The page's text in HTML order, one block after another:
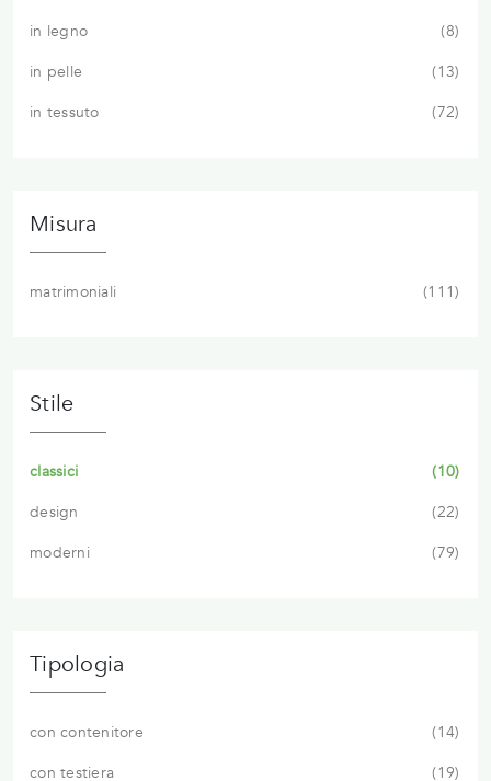
in legno
8
in pelle
13
in tessuto
72
Misura
matrimoniali 111
Stile
classici
10
design
22
moderni
79
Tipologia
con contenitore
14
con testiera
19